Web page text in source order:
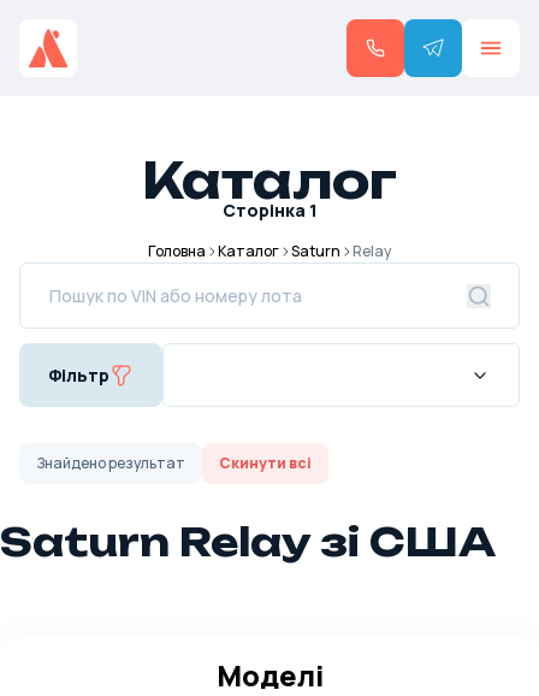
Каталог
Сторінка 1
Головна Каталог Saturn Relay
Фільтр
Знайденорезультат Скинути всі
Saturn Relay зі США
Моделі